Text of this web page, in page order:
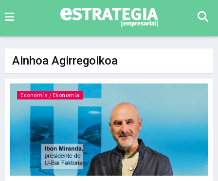
Ainhoa Agirregoikoa
Economía / Ekonomia